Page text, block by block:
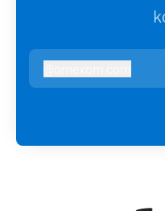
omexom.com